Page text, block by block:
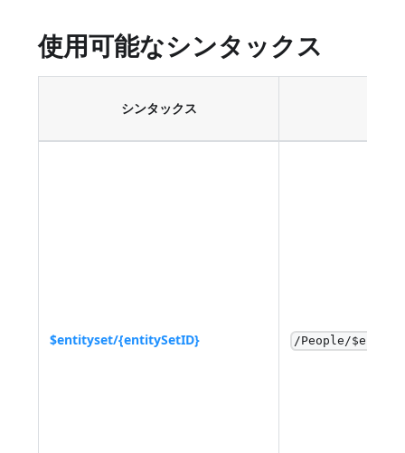
使用可能なシンタックス
シンタックス
$entityset/{entitySetID} /People/